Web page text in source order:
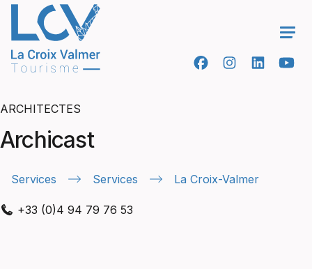
ARCHITECTES
Archicast
Services Services La Croix-Valmer
+33 (0)4 94 79 76 53